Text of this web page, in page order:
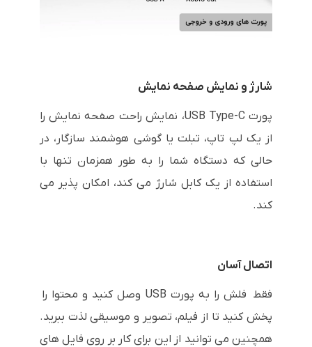
شارژ و نمایش صفحه نمایش
پورت USB Type-C، نمایش راحت صفحه نمایش را
از یک لپ تاپ، تبلت یا گوشی هوشمند سازگار، در
حالی که دستگاه شما را به طور همزمان تنها با
استفاده از یک کابل شارژ می کند، امکان پذیر می
کند.
اتصال آسان
فقط فلش را به پورت USB وصل کنید و محتوا را
پخش کنید تا از فیلم، تصویر و موسیقی لذت ببرید.
همچنین می توانید از این برای کار بر روی فایل های